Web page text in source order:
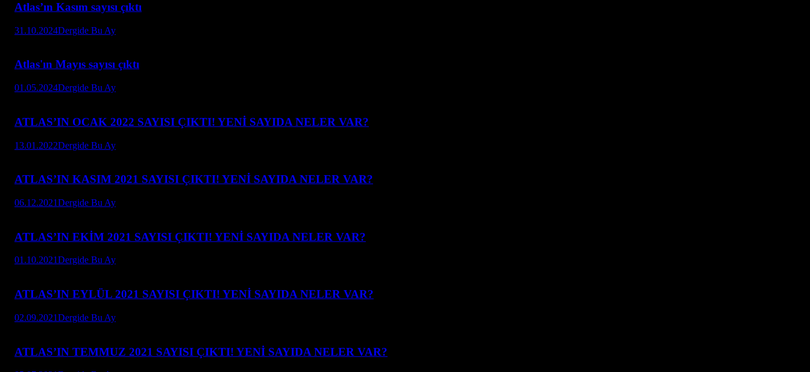
Atlas’ın Kasım sayısı çıktı
31.10.2024Dergide Bu Ay
Atlas'ın Mayıs sayısı çıktı
01.05.2024Dergide Bu Ay
ATLAS’IN OCAK 2022 SAYISI ÇIKTI! YENİ SAYIDA NELER VAR?
13.01.2022Dergide Bu Ay
ATLAS’IN KASIM 2021 SAYISI ÇIKTI! YENİ SAYIDA NELER VAR?
06.12.2021Dergide Bu Ay
ATLAS’IN EKİM 2021 SAYISI ÇIKTI! YENİ SAYIDA NELER VAR?
01.10.2021Dergide Bu Ay
ATLAS’IN EYLÜL 2021 SAYISI ÇIKTI! YENİ SAYIDA NELER VAR?
02.09.2021Dergide Bu Ay
ATLAS’IN TEMMUZ 2021 SAYISI ÇIKTI! YENİ SAYIDA NELER VAR?